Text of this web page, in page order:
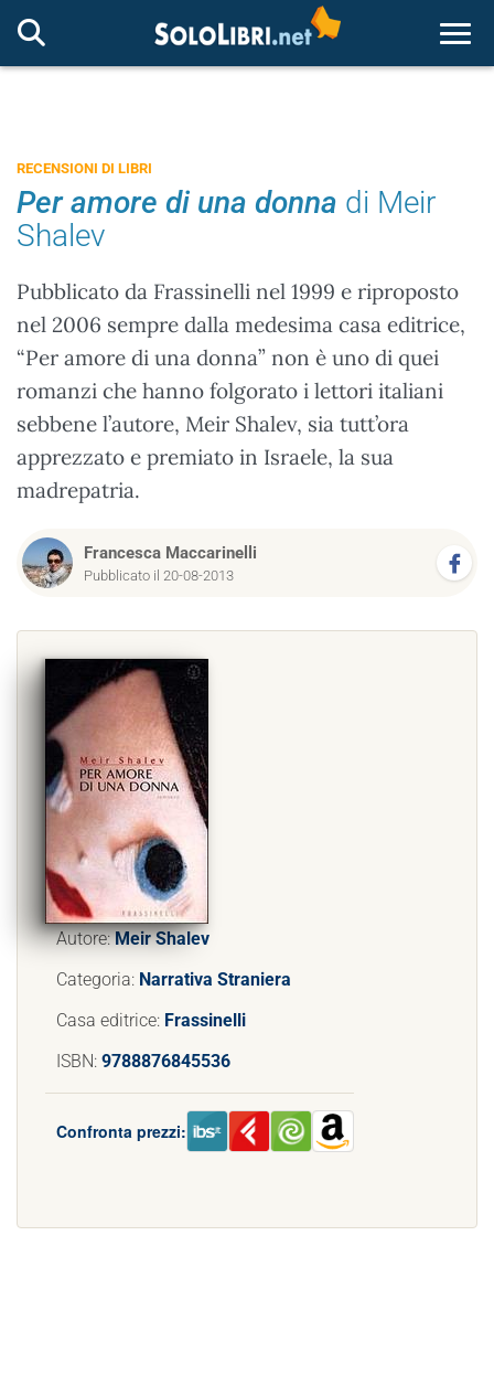
RECENSIONI DI LIBRI
Per amore di una donna di Meir
Shalev
Pubblicato da Frassinelli nel 1999 e riproposto
nel 2006 sempre dalla medesima casa editrice,
“Per amore di una donna” non è uno di quei
romanzi che hanno folgorato i lettori italiani
sebbene l’autore, Meir Shalev, sia tutt’ora
apprezzato e premiato in Israele, la sua
madrepatria.
Francesca Maccarinelli
Pubblicato il 20-08-2013
Autore:Meir Shalev
Categoria: Narrativa Straniera
Casa editrice: Frassinelli
ISBN: 9788876845536
Confronta prezzi: